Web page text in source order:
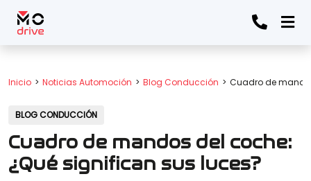
Inicio Noticias Automoción Blog Conducción Cuadro de
BLOG CONDUCCIÓN
Cuadro de mandos del coche:
¿Qué significan sus luces?